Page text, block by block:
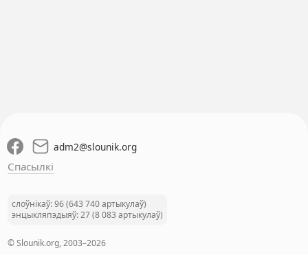
adm2@slounik.org
Спасылкі
слоўнікаў: 96 (643 740 артыкулаў)
энцыкляпэдыяў: 27 (8 083 артыкулаў)
© Slounik.org, 2003–2026